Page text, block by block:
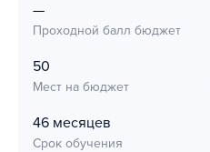
—
Проходной балл бюджет
50
Мест на бюджет
46 месяцев
Срок обучения